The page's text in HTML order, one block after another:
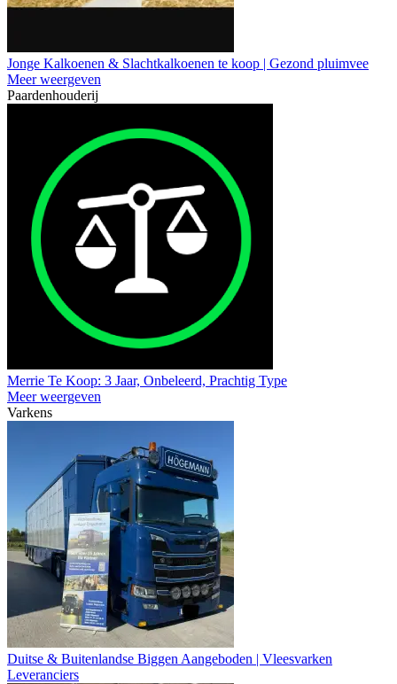
Jonge Kalkoenen & Slachtkalkoenen te koop | Gezond pluimvee
Meer weergeven
Paardenhouderij
Merrie Te Koop: 3 Jaar, Onbeleerd, Prachtig Type
Meer weergeven
Varkens
Duitse & Buitenlandse Biggen Aangeboden | Vleesvarken
Leveranciers